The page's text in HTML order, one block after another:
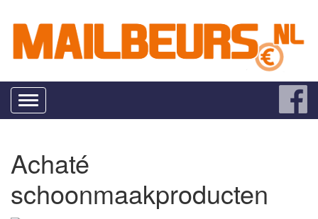
Toggle
navigation
Achaté
schoonmaakproducten